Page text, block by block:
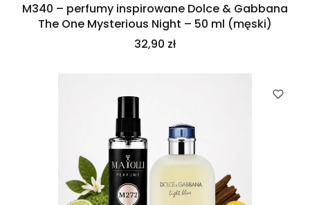
M340 – perfumy inspirowane Dolce & Gabbana
The One Mysterious Night – 50 ml (męski)
Cena
32,90 zł